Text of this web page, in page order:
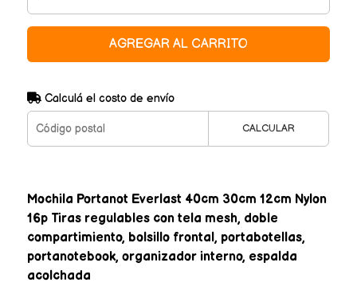
AGREGAR AL CARRITO
Calculá el costo de envío
CALCULAR
Mochila Portanot Everlast 40cm 30cm 12cm Nylon
16p Tiras regulables con tela mesh, doble
compartimiento, bolsillo frontal, portabotellas,
portanotebook, organizador interno, espalda
acolchada